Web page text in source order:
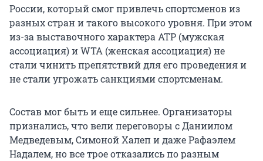
России, который смог привлечь спортсменов из
разных стран и такого высокого уровня. При этом
из-за выставочного характера ATP (мужская
ассоциация) и WTA (женская ассоциация) не
стали чинить препятствий для его проведения и
не стали угрожать санкциями спортсменам.
Состав мог быть и еще сильнее. Организаторы
признались, что вели переговоры с Даниилом
Медведевым, Симоной Халеп и даже Рафаэлем
Надалем, но все трое отказались по разным